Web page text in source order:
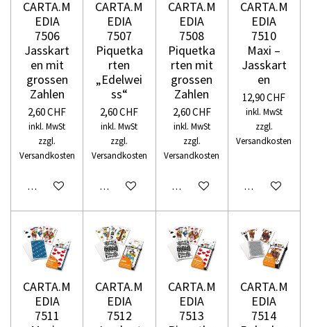
CARTA.M
EDIA
7506
Jasskart
en mit
grossen
Zahlen
2,60 CHF
inkl. MwSt
zzgl.
Versandkosten
In den Warenkorb
CARTA.M
EDIA
7507
Piquetka
rten
„Edelwei
ss“
2,60 CHF
inkl. MwSt
zzgl.
Versandkosten
In den Warenkorb
CARTA.M
EDIA
7508
Piquetka
rten mit
grossen
Zahlen
2,60 CHF
inkl. MwSt
zzgl.
Versandkosten
In den Warenkorb
CARTA.M
EDIA
7510
Maxi –
Jasskart
en
12,90 CHF
inkl. MwSt
zzgl.
Versandkosten
In den
CARTA.M
EDIA
7511
CARTA.M
EDIA
7512
CARTA.M
EDIA
7513
CARTA.M
EDIA
7514